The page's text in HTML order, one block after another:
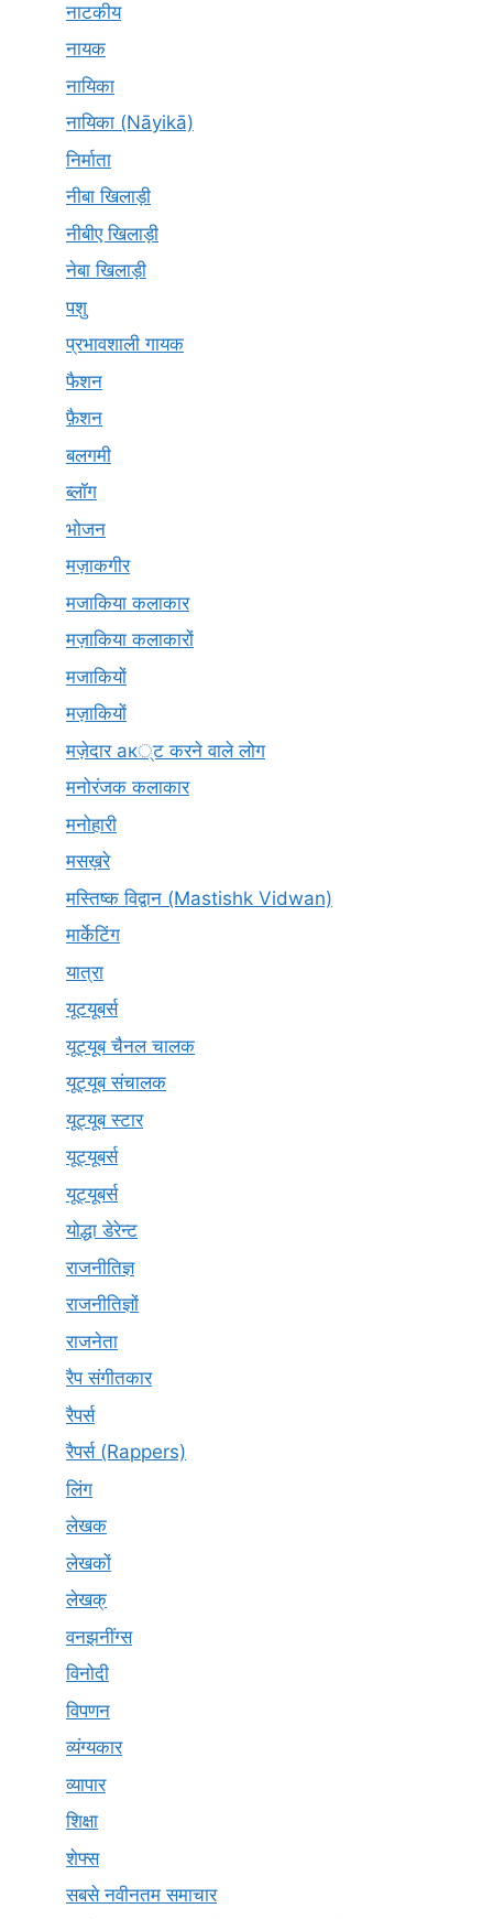
नाटकीय
नायक
नायिका
नायिका (Nāyikā)
निर्माता
नीबा खिलाड़ी
नीबीए खिलाड़ी
नेबा खिलाड़ी
पशु
प्रभावशाली गायक
फैशन
फ़ैशन
बलगमी
ब्लॉग
भोजन
मज़ाकगीर
मजाकिया कलाकार
मज़ाकिया कलाकारों
मजाकियों
मज़ाकियों
मज़ेदार ак्ट करने वाले लोग
मनोरंजक कलाकार
मनोहारी
मसख़रे
मस्तिष्क विद्वान (Mastishk Vidwan)
मार्केटिंग
यात्रा
यूटयूबर्स
यूट्यूब चैनल चालक
यूट्यूब संचालक
यूट्यूब स्टार
यूट्‍यूबर्स
यूट्यूबर्स
योद्धा डेरेन्ट
राजनीतिज्ञ
राजनीतिज्ञों
राजनेता
रैप संगीतकार
रैपर्स
रैपर्स (Rappers)
लिंग
लेखक
लेखकों
लेखक्
वनझनींग्स
विनोदी
विपणन
व्यंग्यकार
व्यापार
शिक्षा
शेफ्स
सबसे नवीनतम समाचार